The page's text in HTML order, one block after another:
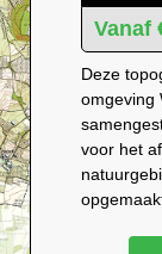
Deze
omgeving
voor het